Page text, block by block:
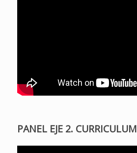
PANEL EJE 2. CURRICULUM